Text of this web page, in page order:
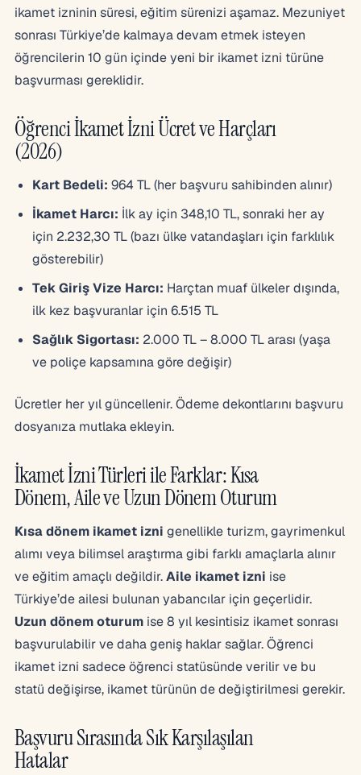
ikamet izninin süresi, eğitim sürenizi aşamaz. Mezuniyet
sonrası Türkiye’de kalmaya devam etmek isteyen
öğrencilerin 10 gün içinde yeni bir ikamet izni türüne
başvurması gereklidir.
Öğrenci İkamet İzni Ücret ve Harçları
(2026)
Kart Bedeli: 964 TL (her başvuru sahibinden alınır)
İkamet Harcı: İlk ay için 348,10 TL, sonraki her ay
için 2.232,30 TL (bazı ülke vatandaşları için farklılık
gösterebilir)
Tek Giriş Vize Harcı: Harçtan muaf ülkeler dışında,
ilk kez başvuranlar için 6.515 TL
Sağlık Sigortası: 2.000 TL – 8.000 TL arası (yaşa
ve poliçe kapsamına göre değişir)
Ücretler her yıl güncellenir. Ödeme dekontlarını başvuru
dosyanıza mutlaka ekleyin.
İkamet İzni Türleri ile Farklar: Kısa
Dönem, Aile ve Uzun Dönem Oturum
Kısa dönem ikamet izni genellikle turizm, gayrimenkul
alımı veya bilimsel araştırma gibi farklı amaçlarla alınır
ve eğitim amaçlı değildir.Aile ikamet izni ise
Türkiye’de ailesi bulunan yabancılar için geçerlidir.
Uzun dönem oturum ise 8 yıl kesintisiz ikamet sonrası
başvurulabilir ve daha geniş haklar sağlar. Öğrenci
ikamet izni sadece öğrenci statüsünde verilir ve bu
statü değişirse, ikamet türünün de değiştirilmesi gerekir.
Başvuru Sırasında Sık Karşılaşılan
Hatalar